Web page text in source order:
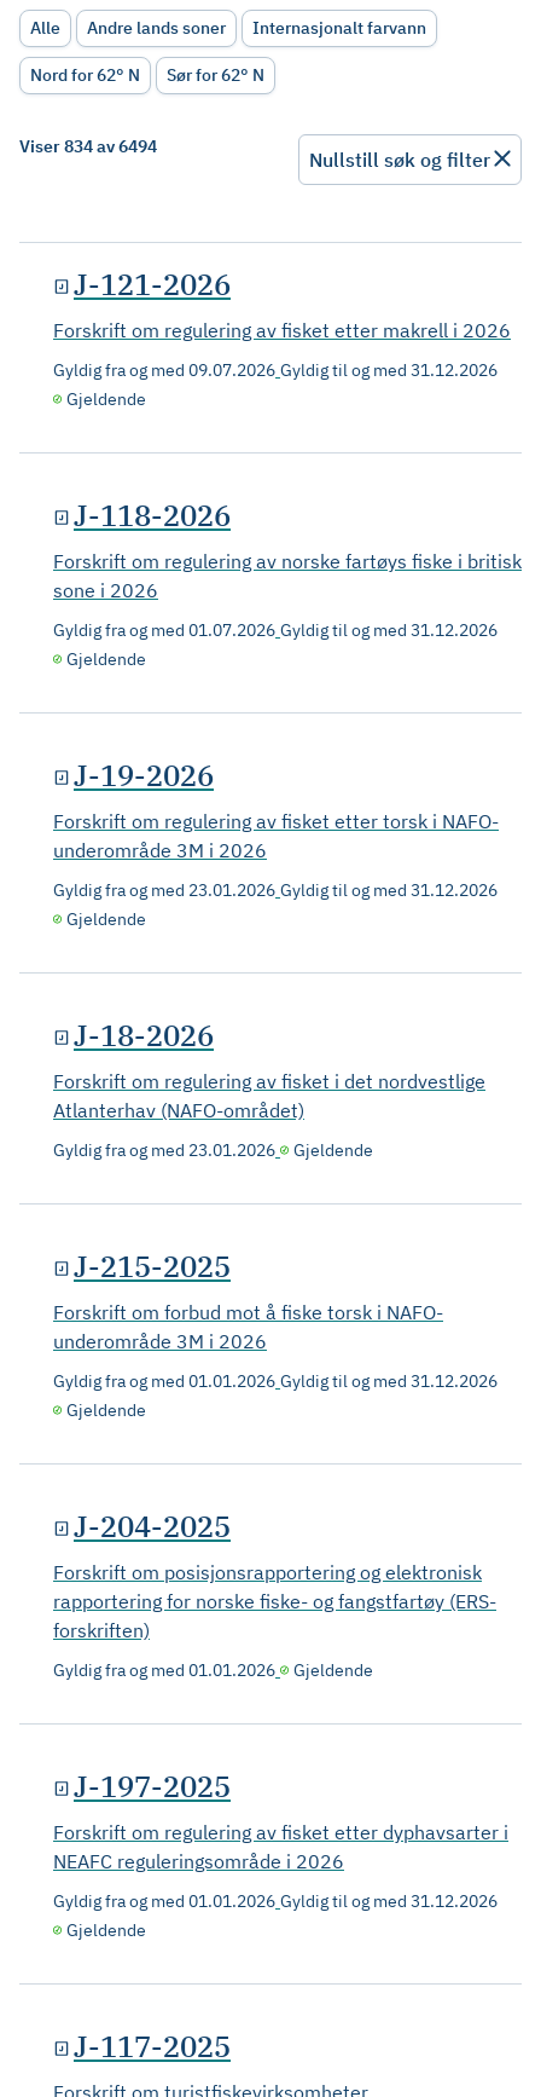
Alle
Andre lands soner Internasjonalt farvann
Nord for 62° N Sør for 62° N
Viser 834 av 6494
Nullstill søk og filter
J-121-2026
Forskrift om regulering av fisket etter makrell i 2026
Gyldig fra og med 09.07.2026 Gyldig til og med 31.12.2026
Gjeldende
J-118-2026
Forskrift om regulering av norske fartøys fiske i britisk
sone i 2026
Gyldig fra og med 01.07.2026 Gyldig til og med 31.12.2026
Gjeldende
J-19-2026
Forskrift om regulering av fisket etter torsk i NAFO-
underområde 3M i 2026
Gyldig fra og med 23.01.2026 Gyldig til og med 31.12.2026
Gjeldende
J-18-2026
Forskrift om regulering av fisket i det nordvestlige
Atlanterhav (NAFO-området)
Gyldig fra og med 23.01.2026 Gjeldende
J-215-2025
Forskrift om forbud mot å fiske torsk i NAFO-
underområde 3M i 2026
Gyldig fra og med 01.01.2026 Gyldig til og med 31.12.2026
Gjeldende
J-204-2025
Forskrift om posisjonsrapportering og elektronisk
rapportering for norske fiske- og fangstfartøy (ERS-
forskriften)
Gyldig fra og med 01.01.2026 Gjeldende
J-197-2025
Forskrift om regulering av fisket etter dyphavsarter i
NEAFC reguleringsområde i 2026
Gyldig fra og med 01.01.2026 Gyldig til og med 31.12.2026
Gjeldende
J-117-2025
Forskrift om turistfiskevirksomheter